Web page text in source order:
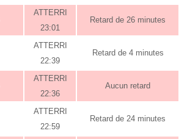
ATTERRI
23:01
Retard de 26 minutes
ATTERRI
22:39
Retard de 4 minutes
ATTERRI
22:36
Aucun retard
ATTERRI
22:59
Retard de 24 minutes